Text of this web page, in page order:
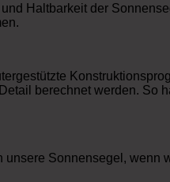
Haltbarkeit der
berechnet werden.
Sonnensegel,